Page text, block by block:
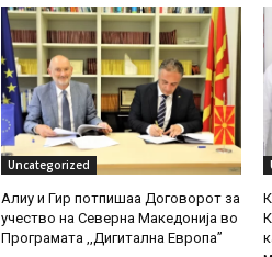
Uncategorized
Алиу и Гир потпишаа Договорот за
учество на Северна Македонија во
Програмата ,,Дигитална Европа”